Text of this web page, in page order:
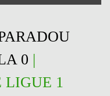
0 |
LIGUE 1